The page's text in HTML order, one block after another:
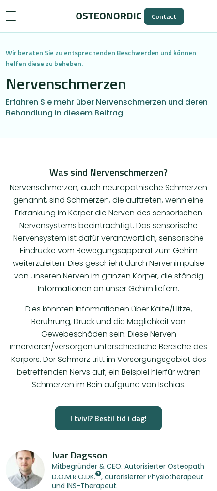
Contact
Wir beraten Sie zu entsprechenden Beschwerden und können
helfen diese zu beheben.
Nervenschmerzen
Erfahren Sie mehr über Nervenschmerzen und deren
Behandlung in diesem Beitrag.
Was sind Nervenschmerzen?
Nervenschmerzen, auch neuropathische Schmerzen
genannt, sind Schmerzen, die auftreten, wenn eine
Erkrankung im Körper die Nerven des sensorischen
Nervensystems beeinträchtigt. Das sensorische
Nervensystem ist dafür verantwortlich, sensorische
Eindrücke vom Bewegungsapparat zum Gehirn
weiterzuleiten. Dies geschieht durch Nervenimpulse
von unseren Nerven im ganzen Körper, die ständig
Informationen an unser Gehirn liefern.
Dies könnten Informationen über Kälte/Hitze,
Berührung, Druck und die Möglichkeit von
Gewebeschäden sein. Diese Nerven
innervieren/versorgen unterschiedliche Bereiche des
Körpers. Der Schmerz tritt im Versorgungsgebiet des
betreffenden Nervs auf; ein Beispiel hierfür wären
Schmerzen im Bein aufgrund von Ischias.
I tvivl? Bestil tid i dag!
Ivar Dagsson
Mitbegründer & CEO. Autorisierter Osteopath
D.O.M.R.O.DK.
, autorisierter Physiotherapeut
und INS-Therapeut.